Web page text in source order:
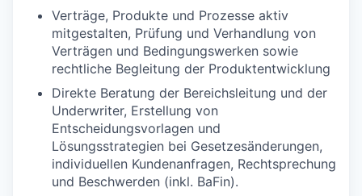
Verträge, Produkte und Prozesse aktiv
mitgestalten, Prüfung und Verhandlung von
Verträgen und Bedingungswerken sowie
rechtliche Begleitung der Produktentwicklung
Direkte Beratung der Bereichsleitung und der
Underwriter, Erstellung von
Entscheidungsvorlagen und
Lösungsstrategien bei Gesetzesänderungen,
individuellen Kundenanfragen, Rechtsprechung
und Beschwerden (inkl. BaFin).